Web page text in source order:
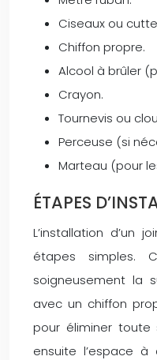
Ciseaux ou
Chiffon propre.
Alcool à brûler
Crayon.
Tournevis ou
Perceuse (si
Marteau (pour
ÉTAPES
L’installation d’un
étapes simples.
soigneusement la
avec un chiffon
pour éliminer toute
ensuite l’espace